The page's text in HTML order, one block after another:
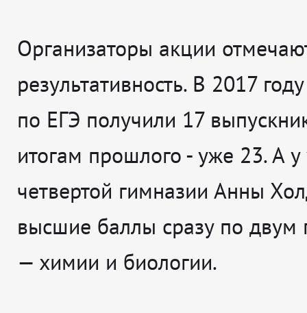
Организаторы акции
результативность. В 2017
по ЕГЭ получили 17
итогам прошлого - уже 23. А
четвертой гимназии Анны
высшие баллы сразу по двум
— химии и биологии.